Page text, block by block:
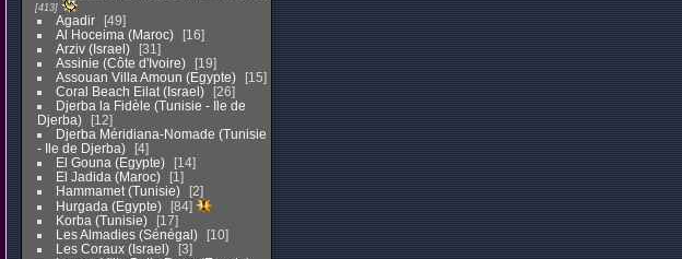
413
Agadir
49
Al Hoceima (Maroc)
16
Arziv (Israel)
31
Assinie (Côte d'Ivoire)
19
Assouan Villa Amoun (Egypte)
15
Coral Beach Eilat (Israel)
26
Djerba la Fidèle (Tunisie - Ile de
Djerba)
12
Djerba Méridiana-Nomade (Tunisie
- Ile de Djerba)
4
El Gouna (Egypte)
14
El Jadida (Maroc)
1
Hammamet (Tunisie)
2
Hurgada (Egypte)
84
Korba (Tunisie)
17
Les Almadies (Sénégal)
10
Les Coraux (Israel)
3